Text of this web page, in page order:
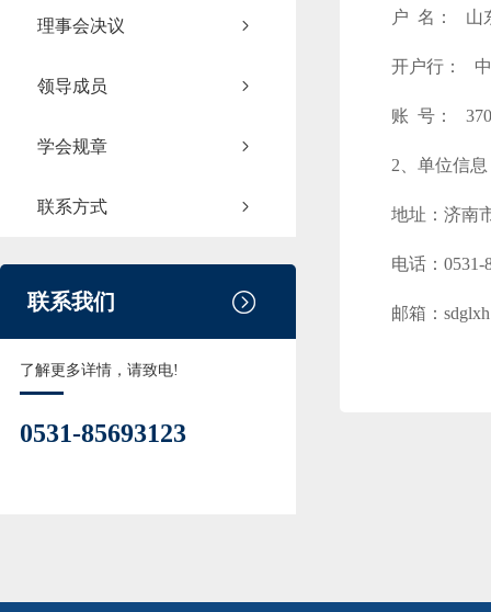
理事会决议
领导成员
学会规章
联系方式
联系我们
了解更多详情，请致电!
0531-85693123
户 名： 山
开户行：
账 号：
2、单位信息
地址：济南
电话：0531-
邮箱：